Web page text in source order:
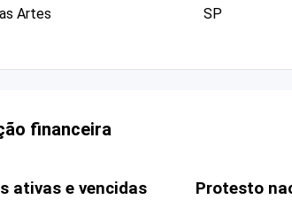
Artes
SP
financeira
ativas e vencidas Protesto